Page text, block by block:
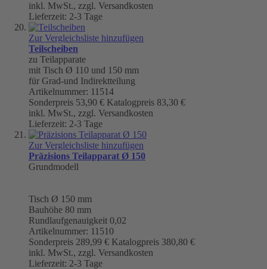
inkl. MwSt., zzgl. Versandkosten
Lieferzeit: 2-3 Tage
Zur Vergleichsliste hinzufügen
Teilscheiben
zu Teilapparate
mit Tisch Ø 110 und 150 mm
für Grad-und Indirektteilung
Artikelnummer: 11514
Sonderpreis 53,90 € Katalogpreis 83,30 €
inkl. MwSt., zzgl. Versandkosten
Lieferzeit: 2-3 Tage
Zur Vergleichsliste hinzufügen
Präzisions Teilapparat Ø 150
Grundmodell
Tisch Ø 150 mm
Bauhöhe 80 mm
Rundlaufgenauigkeit 0,02
Artikelnummer: 11510
Sonderpreis 289,99 € Katalogpreis 380,80 €
inkl. MwSt., zzgl. Versandkosten
Lieferzeit: 2-3 Tage